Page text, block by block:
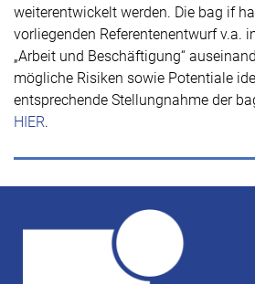
weiterentwickelt werden. Die bag if
vorliegenden Referentenentwurf v.a.
„Arbeit und Beschäftigung“
mögliche Risiken sowie Potentiale
entsprechende Stellungnahme der
HIER.